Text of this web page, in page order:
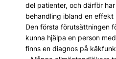
del patienter, och därför
behandling ibland en effekt
Den första förutsättningen
kunna hjälpa en person
finns en diagnos på